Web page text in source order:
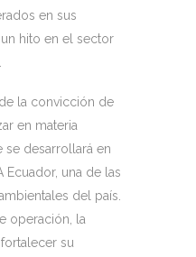
en sus
hito en el sector
la convicción de
en materia
se desarrollará en
Ecuador, una de las
del país.
operación, la
su